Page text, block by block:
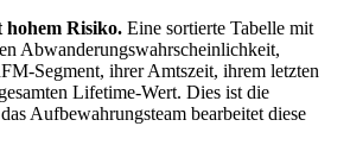
Risiko. Eine sortierte Tabelle mit
Abwanderungswahrscheinlichkeit,
Segment, ihrer Amtszeit, ihrem letzten
Lifetime-Wert. Dies ist die
Aufbewahrungsteam bearbeitet diese